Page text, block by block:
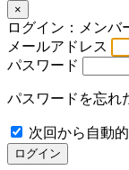
×
ログイン：メンバ
メールアドレス
パスワード
パスワードを忘れ
次回から自動